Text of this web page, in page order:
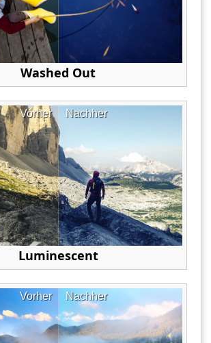
Washed Out
Nachher
Vorher
Luminescent
Nachher
Vorher